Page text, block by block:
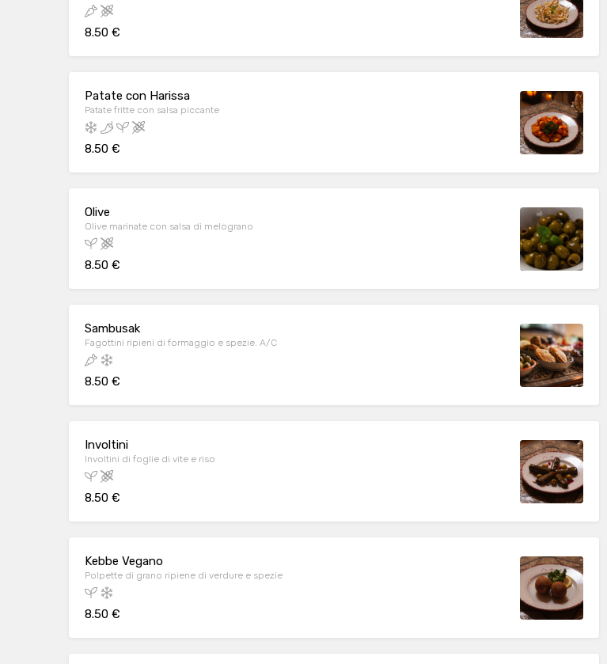
8.50 €
Patate con Harissa
Patate fritte con salsa piccante
8.50 €
Olive
Olive marinate con salsa di melograno
8.50 €
Sambusak
Fagottini ripieni di formaggio e spezie. A/C
8.50 €
Involtini
Involtini di foglie di vite e riso
8.50 €
Kebbe Vegano
Polpette di grano ripiene di verdure e spezie
8.50 €